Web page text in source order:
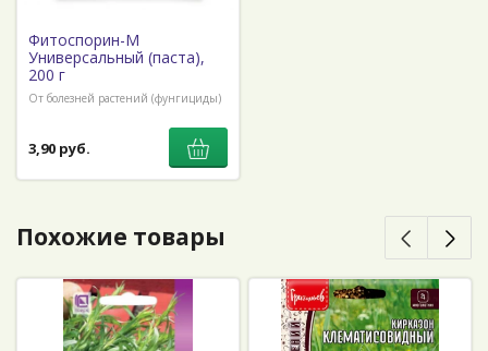
Фитоспорин-М
Универсальный (паста),
200 г
От болезней растений (фунгициды)
3,90 руб.
Похожие товары